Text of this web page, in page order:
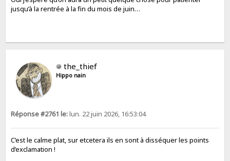
jusqu’à la rentrée à la fin du mois de juin…
the_thief
Hippo nain
Réponse #2761 le:lun. 22 juin 2026, 16:53:04
C’est le calme plat, sur etcetera ils en sont à disséquer les points
d’exclamation !